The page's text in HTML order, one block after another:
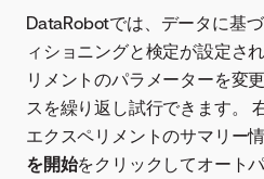
DataRobotでは、データに基
ィショニングと検定が設定さ
リメントのパラメーターを変
スを繰り返し試行できます。
エクスペリメントのサマリー情
を開始をクリックしてオート